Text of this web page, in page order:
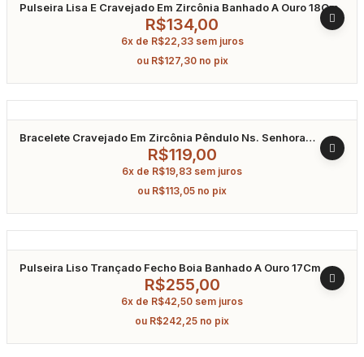
Pulseira Lisa E Cravejado Em Zircônia Banhado A Ouro 18Cm
R$134,00
6x de R$22,33 sem juros
ou R$127,30 no pix
Bracelete Cravejado Em Zircônia Pêndulo Ns. Senhora
Aparecida E Cruz Banhado A Ouro
R$119,00
6x de R$19,83 sem juros
ou R$113,05 no pix
Pulseira Liso Trançado Fecho Boia Banhado A Ouro 17Cm
R$255,00
6x de R$42,50 sem juros
ou R$242,25 no pix